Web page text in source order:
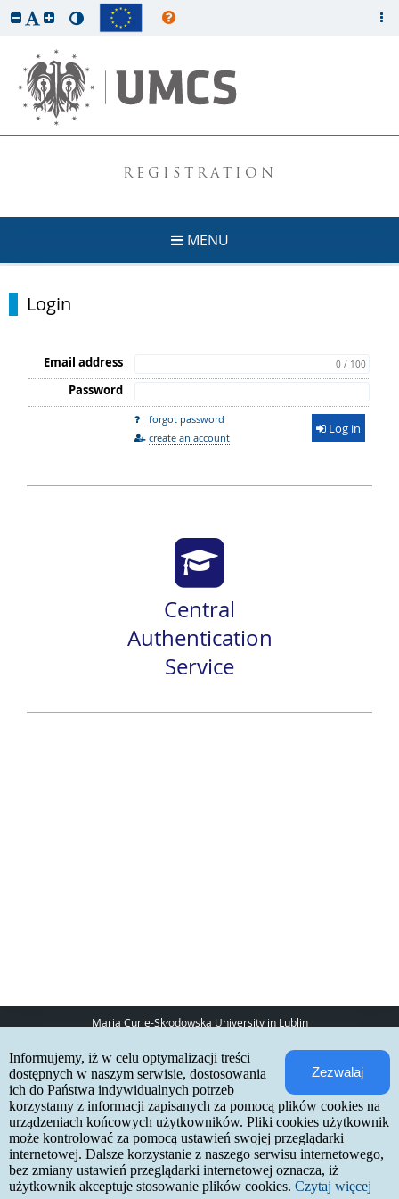
REGISTRATION
MENU
Login
Email address 0 / 100
Password
forgot password
create an account
Log in
Central
Authentication
Service
Maria Curie-Skłodowska University in Lublin
20-031 Lublin
www: http://umcs.pl
Internetowa Rekrutacja Kandydatów
IRK 1.21.3 (6bf78478) :: 2026-06-17
site map
accessibility declaration
contact
Zezwalaj
Informujemy, iż w celu optymalizacji treści
dostępnych w naszym serwisie, dostosowania
ich do Państwa indywidualnych potrzeb
korzystamy z informacji zapisanych za pomocą plików cookies na
urządzeniach końcowych użytkowników. Pliki cookies użytkownik
może kontrolować za pomocą ustawień swojej przeglądarki
internetowej. Dalsze korzystanie z naszego serwisu internetowego,
bez zmiany ustawień przeglądarki internetowej oznacza, iż
użytkownik akceptuje stosowanie plików cookies. Czytaj więcej